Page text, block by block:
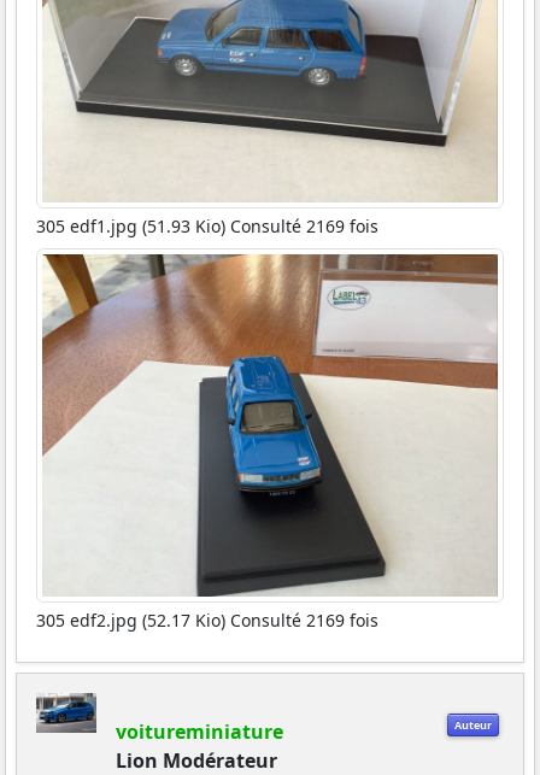
305 edf1.jpg (51.93 Kio) Consulté 2169 fois
305 edf2.jpg (52.17 Kio) Consulté 2169 fois
Auteur
voitureminiature
Lion Modérateur